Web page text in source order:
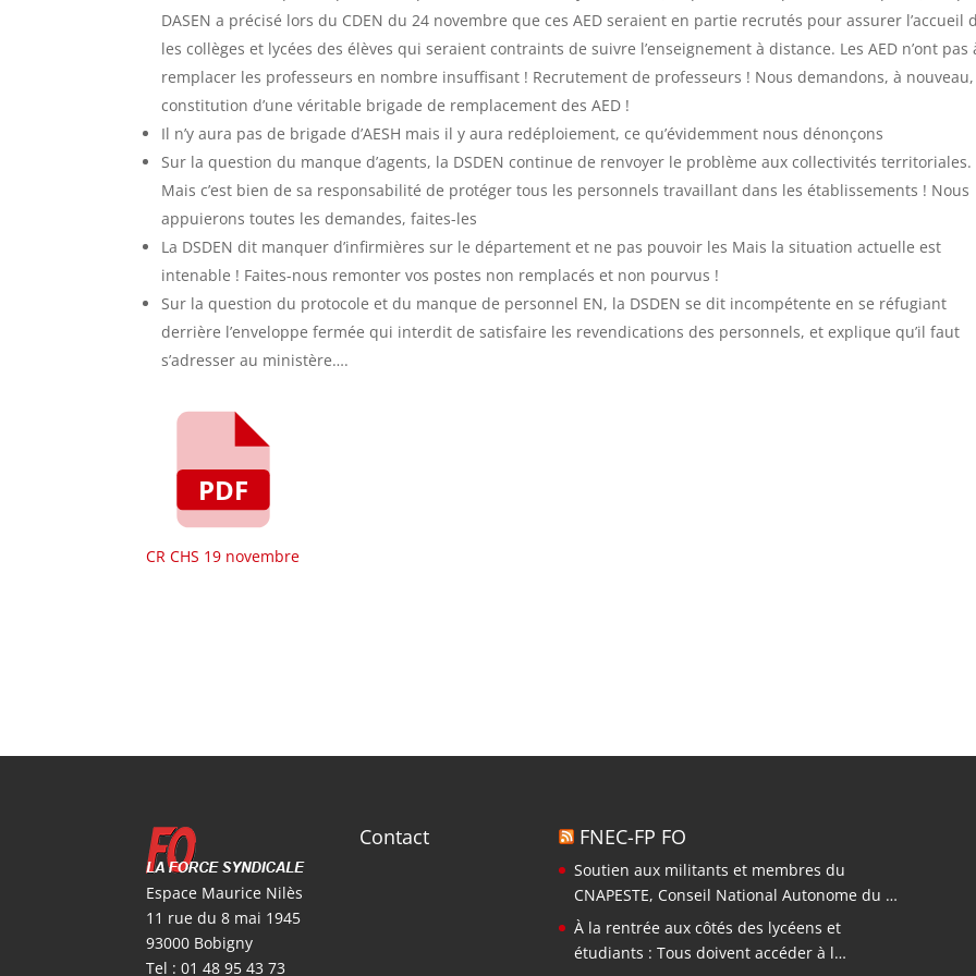
DASEN a précisé lors du CDEN du 24 novembre que ces AED seraient en partie recrutés pour assurer l’accueil
les collèges et lycées des élèves qui seraient contraints de suivre l’enseignement à distance. Les AED n’ont pas
remplacer les professeurs en nombre insuffisant ! Recrutement de professeurs ! Nous demandons, à
constitution d’une véritable brigade de remplacement des AED !
Il n’y aura pas de brigade d’AESH mais il y aura redéploiement, ce qu’évidemment nous dénonçons
Sur la question du manque d’agents, la DSDEN continue de renvoyer le problème aux collectivités territoriales.
Mais c’est bien de sa responsabilité de protéger tous les personnels travaillant dans les établissements ! Nous
appuierons toutes les demandes, faites-les
La DSDEN dit manquer d’infirmières sur le département et ne pas pouvoir les Mais la situation actuelle est
intenable ! Faites-nous remonter vos postes non remplacés et non pourvus !
Sur la question du protocole et du manque de personnel EN, la DSDEN se dit incompétente en se réfugiant
derrière l’enveloppe fermée qui interdit de satisfaire les revendications des personnels, et explique qu’il faut
s’adresser au ministère….
CR CHS 19 novembre
Espace Maurice Nilès
11 rue du 8 mai 1945
93000 Bobigny
Tel : 01 48 95 43 73
Contact FNEC-FP FO
Soutien aux militants et membres du
CNAPESTE, Conseil National Autonome du …
À la rentrée aux côtés des lycéens et
étudiants : Tous doivent accéder à l…